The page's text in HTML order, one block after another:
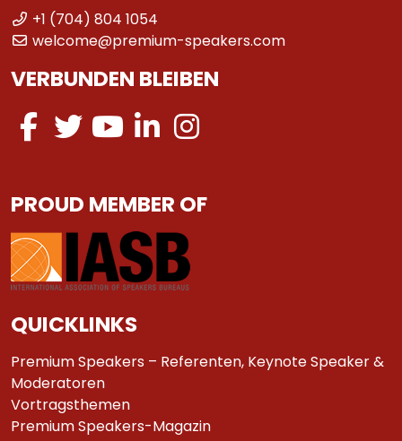
+1 (704) 804 1054
welcome@premium-speakers.com
VERBUNDEN BLEIBEN
PROUD MEMBER OF
QUICKLINKS
Premium Speakers – Referenten, Keynote Speaker &
Moderatoren
Vortragsthemen
Premium Speakers-Magazin